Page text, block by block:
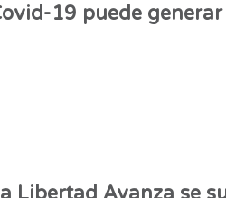
19 puede